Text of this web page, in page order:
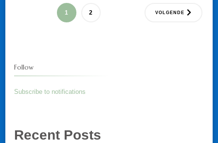
Berichten
paginering
PAGINA
1 PAGINA
2 VOLGENDE
Follow
Subscribe to notifications
Recent Posts